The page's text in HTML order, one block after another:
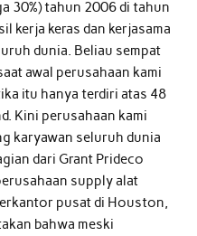
30%) tahun 2006 di tahun
kerja keras dan kerjasama
dunia. Beliau sempat
awal perusahaan kami
itu hanya terdiri atas 48
Kini perusahaan kami
karyawan seluruh dunia
dari Grant Prideco
supply alat
pusat di Houston,
bahwa meski